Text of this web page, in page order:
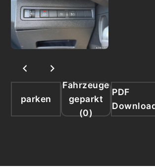
parken
Fahrzeuge
geparkt
(0)
PDF